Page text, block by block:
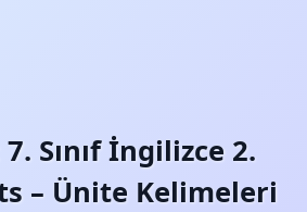
7. Sınıf İngilizce 2.
– Ünite Kelimeleri